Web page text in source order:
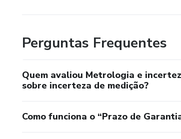
Perguntas Frequentes
Quem avaliou Metrologia e
sobre incerteza de medição?
Como funciona o “Prazo de